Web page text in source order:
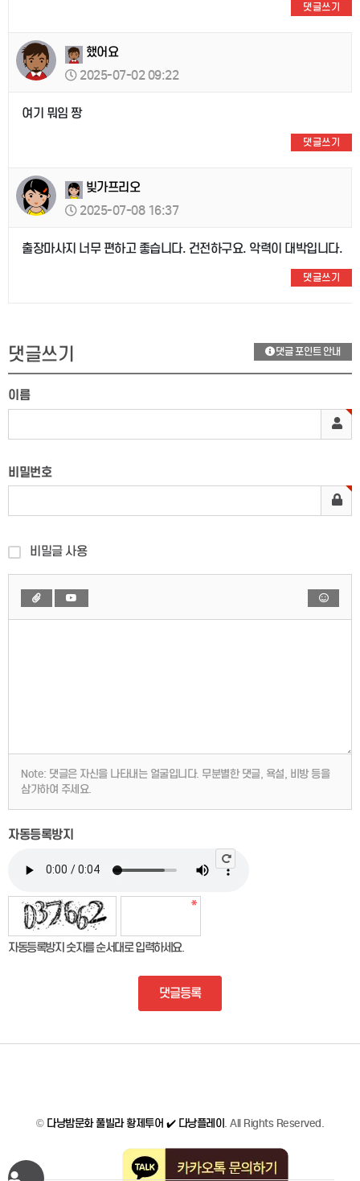
댓글쓰기
했어요
2025-07-02 09:22
여기 뭐임 짱
댓글쓰기
빚가프리오
2025-07-08 16:37
출장마사지 너무 편하고 좋습니다. 건전하구요. 악력이 대박입니다.
댓글쓰기
댓글쓰기 댓글 포인트 안내
이름
비밀번호
비밀글 사용
Note: 댓글은 자신을 나타내는 얼굴입니다. 무분별한 댓글, 욕설, 비방 등을
삼가하여 주세요.
자동등록방지
자동등록방지 숫자를 순서대로 입력하세요.
댓글등록
© 다낭밤문화 풀빌라 황제투어 ✔️ 다낭플레이 . All Rights Reserved.